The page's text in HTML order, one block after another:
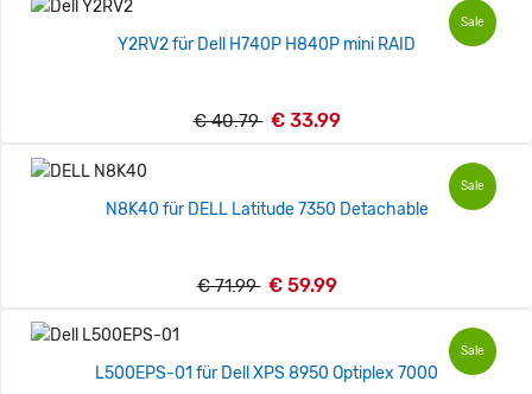
Sale
Y2RV2 für Dell H740P H840P mini RAID
€ 40.79 € 33.99
Sale
N8K40 für DELL Latitude 7350 Detachable
€ 71.99 € 59.99
Sale
L500EPS-01 für Dell XPS 8950 Optiplex 7000